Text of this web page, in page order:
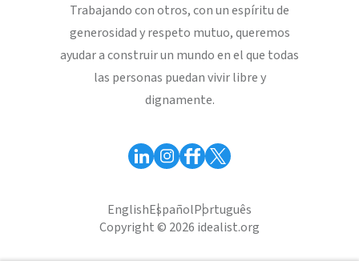
Trabajando con otros, con un espíritu de
generosidad y respeto mutuo, queremos
ayudar a construir un mundo en el que todas
las personas puedan vivir libre y
dignamente.
EnglishEspañolPortuguês
Copyright © 2026 idealist.org